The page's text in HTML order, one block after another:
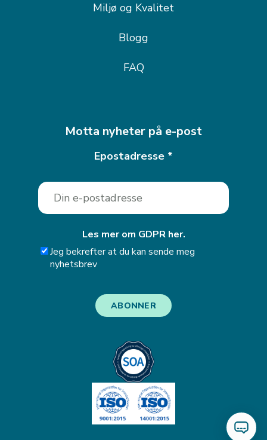
Miljø og Kvalitet
Blogg
FAQ
Motta nyheter på e-post
Epostadresse *
Les mer om GDPR her.
Jeg bekrefter at du kan sende meg
nyhetsbrev
ABONNER